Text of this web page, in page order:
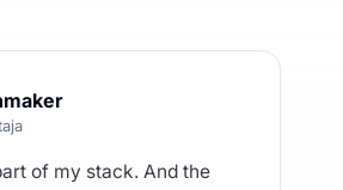
of my stack. And the